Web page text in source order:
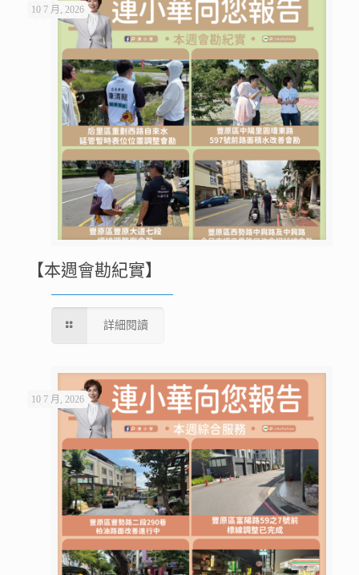
10 7 月, 2026
【本週會勘紀實】
詳細閱讀
10 7 月, 2026